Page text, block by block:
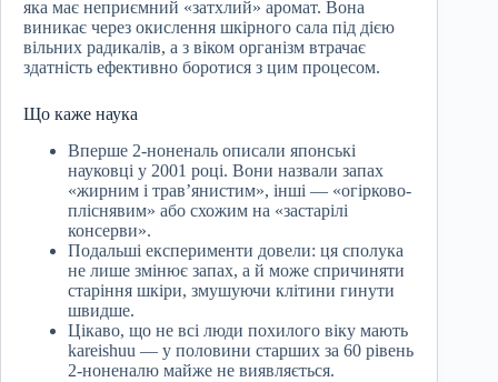
яка має неприємний «затхлий» аромат. Вона
виникає через окислення шкірного сала під дією
вільних радикалів, а з віком організм втрачає
здатність ефективно боротися з цим процесом.
Що каже наука
Вперше 2-ноненаль описали японські
науковці у 2001 році. Вони назвали запах
«жирним і трав’янистим», інші — «огірково-
пліснявим» або схожим на «застарілі
консерви».
Подальші експерименти довели: ця сполука
не лише змінює запах, а й може спричиняти
старіння шкіри, змушуючи клітини гинути
швидше.
Цікаво, що не всі люди похилого віку мають
kareishuu — у половини старших за 60 рівень
2-ноненалю майже не виявляється.